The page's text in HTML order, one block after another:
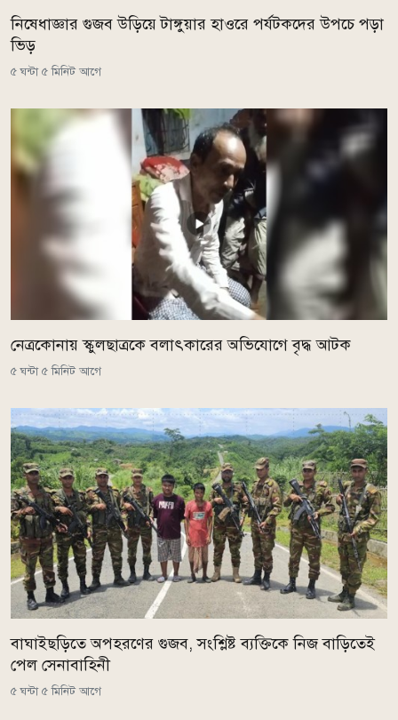
নিষেধাজ্ঞার গুজব উড়িয়ে টাঙ্গুয়ার হাওরে পর্যটকদের উপচে পড়া
ভিড়
৫ ঘন্টা ৫ মিনিট আগে
নেত্রকোনায় স্কুলছাত্রকে বলাৎকারের অভিযোগে বৃদ্ধ আটক
৫ ঘন্টা ৫ মিনিট আগে
বাঘাইছড়িতে অপহরণের গুজব, সংশ্লিষ্ট ব্যক্তিকে নিজ বাড়িতেই
পেল সেনাবাহিনী
৫ ঘন্টা ৫ মিনিট আগে